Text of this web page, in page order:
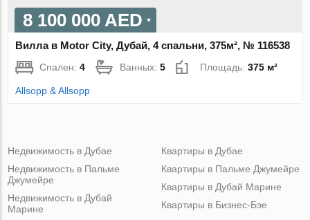
8 100 000 AED
Вилла в Motor City, Дубай, 4 спальни, 375м², № 116538
Спален:4 Ванных:5 Площадь:375 м²
Allsopp & Allsopp
Недвижимость в Дубае
Недвижимость в Пальме
Джумейре
Недвижимость в Дубай
Марине
Квартиры в Дубае
Квартиры в Пальме Джумейре
Квартиры в Дубай Марине
Квартиры в Бизнес-Бэе